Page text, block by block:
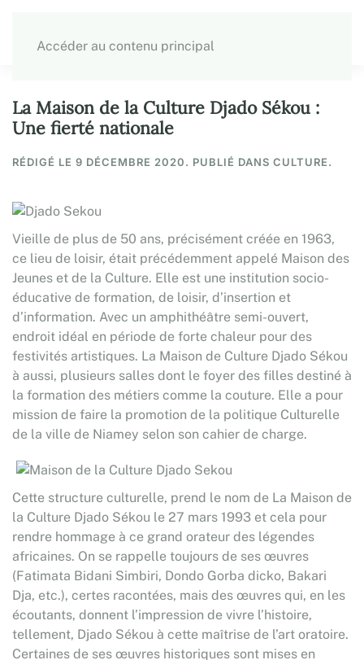
Accéder au contenu principal
La Maison de la Culture Djado Sékou :
Une fierté nationale
RÉDIGÉ LE 9 DÉCEMBRE 2020. PUBLIÉ DANS CULTURE.
Vieille de plus de 50 ans, précisément créée en 1963,
ce lieu de loisir, était précédemment appelé Maison des
Jeunes et de la Culture. Elle est une institution socio-
éducative de formation, de loisir, d’insertion et
d’information. Avec un amphithéâtre semi-ouvert,
endroit idéal en période de forte chaleur pour des
festivités artistiques. La Maison de Culture Djado Sékou
à aussi, plusieurs salles dont le foyer des filles destiné à
la formation des métiers comme la couture. Elle a pour
mission de faire la promotion de la politique Culturelle
de la ville de Niamey selon son cahier de charge.
Cette structure culturelle, prend le nom de La Maison de
la Culture Djado Sékou le 27 mars 1993 et cela pour
rendre hommage à ce grand orateur des légendes
africaines. On se rappelle toujours de ses œuvres
(Fatimata Bidani Simbiri, Dondo Gorba dicko, Bakari
Dja, etc.), certes racontées, mais des œuvres qui, en les
écoutants, donnent l’impression de vivre l’histoire,
tellement, Djado Sékou à cette maîtrise de l’art oratoire.
Certaines de ses œuvres historiques sont mises en